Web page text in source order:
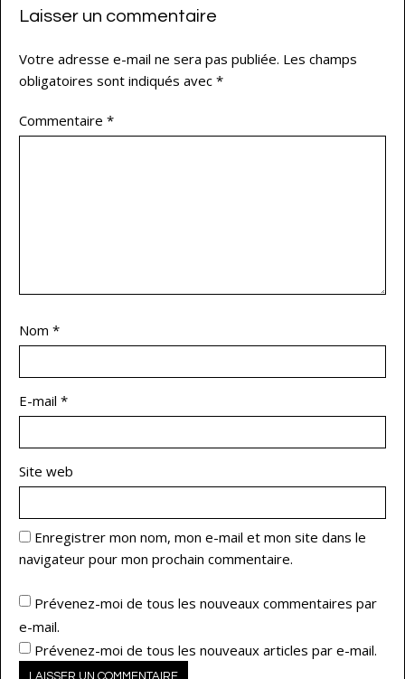
Laisser un commentaire
Votre adresse e-mail ne sera pas publiée. Les champs
obligatoires sont indiqués avec *
Commentaire *
Nom *
E-mail *
Site web
Enregistrer mon nom, mon e-mail et mon site dans le
navigateur pour mon prochain commentaire.
Prévenez-moi de tous les nouveaux commentaires par
e-mail.
Prévenez-moi de tous les nouveaux articles par e-mail.